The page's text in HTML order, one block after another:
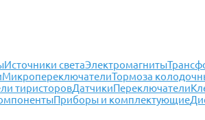
Источники светаЭлектромагниты
МикропереключателиТормоза
тиристоровДатчикиПереключатели
Приборы и комплектующие